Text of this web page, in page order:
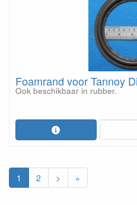
Foamrand voor Tannoy
Ook beschikbaar in rubber.
1 2 > »